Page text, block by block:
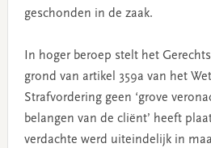
geschonden in de zaak.
In hoger beroep stelt het
grond van artikel 359a van het
Strafvordering geen ‘grove
belangen van de cliënt’ heeft
verdachte werd uiteindelijk in